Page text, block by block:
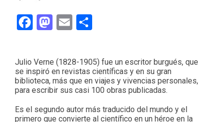
Facebook
Mastodon
Email
Julio Verne (1828-1905) fue un escritor burgués, que
se inspiró en revistas científicas y en su gran
biblioteca, más que en viajes y vivencias personales,
para escribir sus casi 100 obras publicadas.
Es el segundo autor más traducido del mundo y el
primero que convierte al científico en un héroe en la